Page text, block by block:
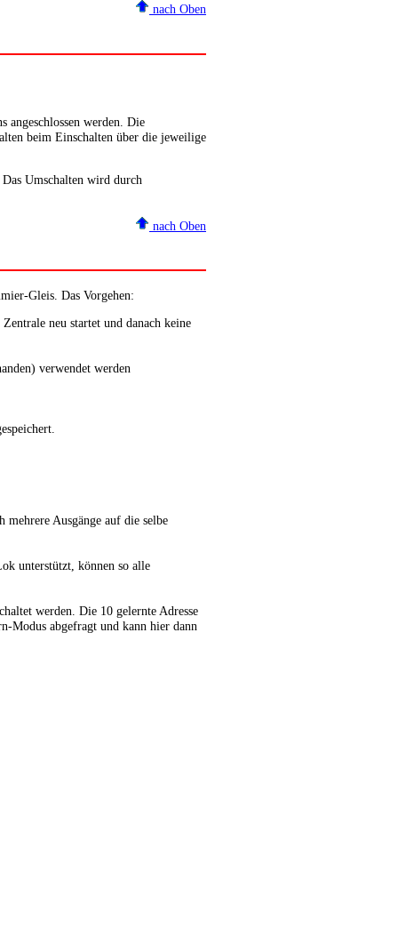
nach Oben
angeschlossen werden. Die
beim Einschalten über die jeweilige
Umschalten wird durch
nach Oben
Gleis. Das Vorgehen:
neu startet und danach keine
verwendet werden
mehrere Ausgänge auf die selbe
unterstützt, können so alle
werden. Die 10 gelernte Adresse
Modus abgefragt und kann hier dann